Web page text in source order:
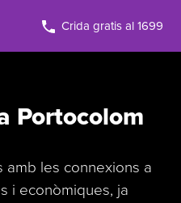
Crida gratis al 1699
Portocolom
les connexions a
i econòmiques, ja